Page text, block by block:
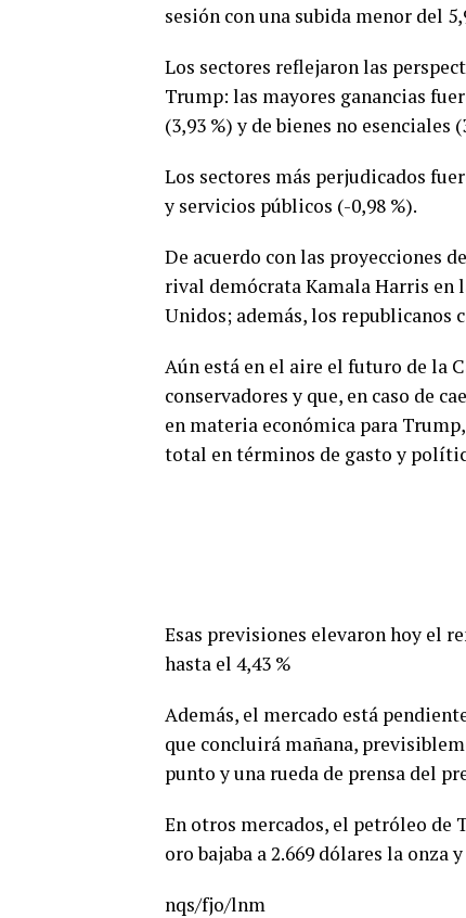
sesión con una subida menor del
Los sectores reflejaron las
Trump: las mayores ganancias
(3,93 %) y de bienes no esenciales
Los sectores más perjudicados
y servicios públicos (-0,98 %).
De acuerdo con las proyecciones
rival demócrata Kamala Harris en
Unidos; además, los republicanos
Aún está en el aire el futuro de la
conservadores y que, en caso de
en materia económica para
total en términos de gasto y
Esas previsiones elevaron hoy el
hasta el 4,43 %
Además, el mercado está
que concluirá mañana,
punto y una rueda de prensa del
En otros mercados, el petróleo de
oro bajaba a 2.669 dólares la onza
nqs/fjo/lnm